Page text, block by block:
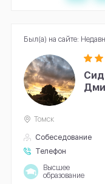
Собеседование
Телефон
Томск
Высшее
образование
Был(а) на сайте: